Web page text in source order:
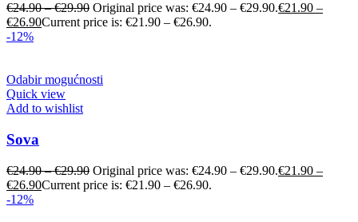
€24.90–€29.90 Original price was: €24.90 – €29.90.€21.90 –
€26.90Current price is: €21.90 – €26.90.
-12%
Odabir mogućnosti
Quick view
Add to wishlist
Sova
€24.90–€29.90 Original price was: €24.90 – €29.90.€21.90 –
€26.90Current price is: €21.90 – €26.90.
-12%